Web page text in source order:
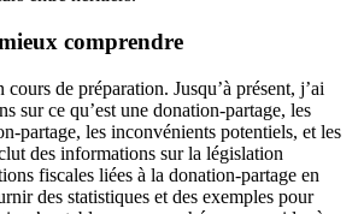
comprendre
de préparation. Jusqu’à présent, j’ai
sur ce qu’est une donation-partage, les
partage, les inconvénients potentiels, et les
des informations sur la législation
fiscales liées à la donation-partage en
des statistiques et des exemples pour